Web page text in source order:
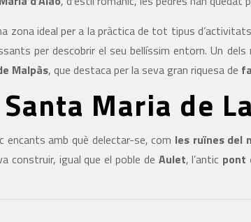
zona ideal per a la pràctica de tot tipus
per descobrir el seu bellíssim entorn. Un
Malpàs, que destaca per la seva gran riquesa de
Maria de
amb què delectar-se, com les ruïnes del
construir, igual que el poble de Aulet, l’antic pont